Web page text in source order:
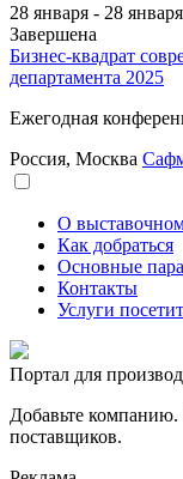
28 января - 28 января
Завершена
Бизнес-квадрат
департамента 2025
Ежегодная
Россия, Москва
О
Как добраться
Основные
Контакты
Услуги
Портал для
Добавьте компанию.
поставщиков.